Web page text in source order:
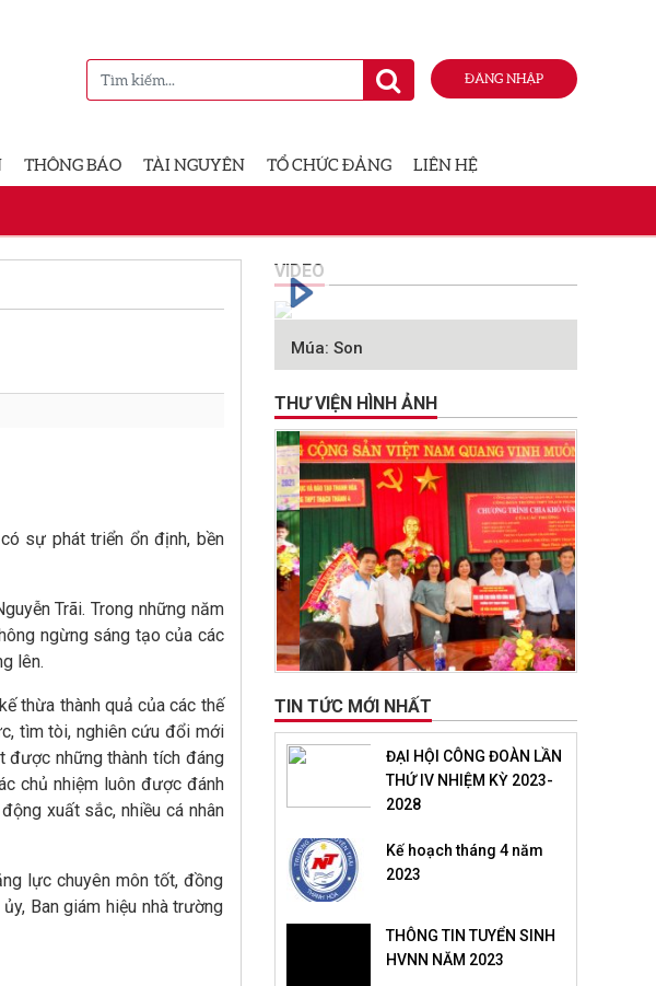
ĐĂNG NHẬP
THÔNG BÁO TÀI NGUYÊN TỔ CHỨC ĐẢNG LIÊN HỆ
sự phát triển ổn định, bền
Trãi. Trong những năm
ngừng sáng tạo của các
lên.
thừa thành quả của các thế
tìm tòi, nghiên cứu đổi mới
được những thành tích đáng
chủ nhiệm luôn được đánh
xuất sắc, nhiều cá nhân
lực chuyên môn tốt, đồng
Ban giám hiệu nhà trường
VIDEO
Múa: Son
THƯ VIỆN HÌNH ẢNH
TIN TỨC MỚI NHẤT
ĐẠI HỘI CÔNG ĐOÀN LẦN
THỨ IV NHIỆM KỲ 2023-
2028
Kế hoạch tháng 4 năm
2023
THÔNG TIN TUYỂN SINH
HVNN NĂM 2023